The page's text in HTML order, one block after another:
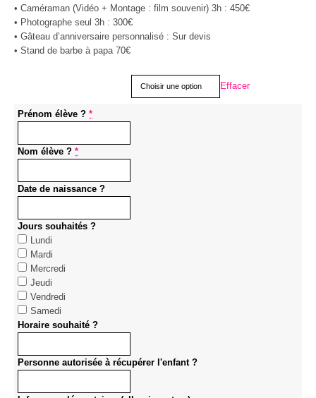
• Caméraman (Vidéo + Montage : film souvenir) 3h : 450€
• Photographe seul 3h : 300€
• Gâteau d’anniversaire personnalisé : Sur devis
• Stand de barbe à papa 70€
Effacer
Prénom élève ? *
Nom élève ? *
Date de naissance ?
Jours souhaités ?
Lundi
Mardi
Mercredi
Jeudi
Vendredi
Samedi
Horaire souhaité ?
Personne autorisée à récupérer l'enfant ?